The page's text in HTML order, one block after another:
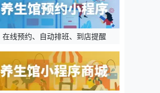
在线预约、自动排班、到店提醒